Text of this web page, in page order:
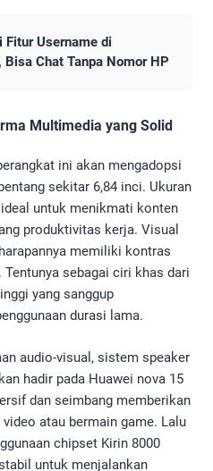
Fitur Username di
Bisa Chat Tanpa Nomor HP
Multimedia yang Solid
ini akan mengadopsi
sekitar 6,84 inci. Ukuran
untuk menikmati konten
produktivitas kerja. Visual
memiliki kontras
sebagai ciri khas dari
yang sanggup
durasi lama.
audio-visual, sistem speaker
hadir pada Huawei nova 15
dan seimbang memberikan
atau bermain game. Lalu
chipset Kirin 8000
untuk menjalankan